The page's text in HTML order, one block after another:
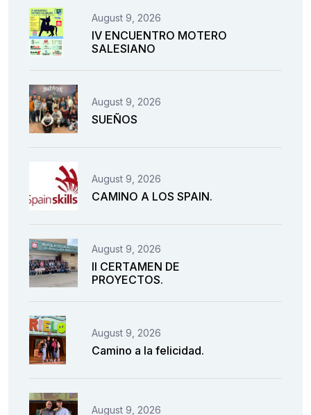
August 9, 2026
IV ENCUENTRO MOTERO
SALESIANO
August 9, 2026
SUEÑOS
August 9, 2026
CAMINO A LOS SPAIN.
August 9, 2026
II CERTAMEN DE
PROYECTOS.
August 9, 2026
Camino a la felicidad.
August 9, 2026